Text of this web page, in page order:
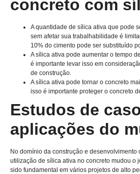
concreto com
A quantidade de sílica ativa que pode
sem afetar sua trabalhabilidade é
10% do cimento pode ser substituído
A sílica ativa pode aumentar o tempo
é importante levar isso em
de construção.
A sílica ativa pode tornar o concreto
isso é importante proteger o concreto
Estudos de
aplicações do
No domínio da construção e desenvolvimento
utilização de sílica ativa no concreto mudou o
sido fundamental em vários projetos de alto